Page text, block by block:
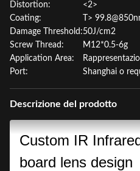
Distortion:
<2>
Coating:
T>
Damage Threshold:50J/cm2
Screw Thread:
M12*0.5-6g
Application Area:
Port:
Shanghai o
Descrizione del prodotto
Custom IR
board lens design